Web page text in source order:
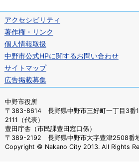
アクセシビリティ
著作権・リンク
個人情報取扱
中野市公式HPに関するお問い合わせ
サイトマップ
広告掲載募集
中野市役所
〒383-8614 長野県中野市三好町一丁目3
2111（代表）
豊田庁舎（市民課豊田窓口係）
〒389-2192 長野県中野市大字豊津2508
Copyright © Nakano City 2013. All Rights